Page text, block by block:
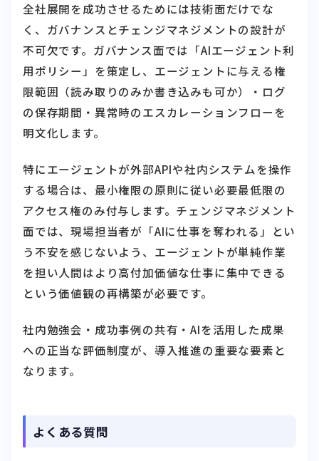
全社展開を成功させるためには技術面だけでな
く、ガバナンスとチェンジマネジメントの設計が
不可欠です。ガバナンス面では「AIエージェント利
用ポリシー」を策定し、エージェントに与える権
限範囲（読み取りのみか書き込みも可か）・ログ
の保存期間・異常時のエスカレーションフローを
明文化します。
特にエージェントが外部APIや社内システムを操作
する場合は、最小権限の原則に従い必要最低限の
アクセス権のみ付与します。チェンジマネジメント
面では、現場担当者が「AIに仕事を奪われる」とい
う不安を感じないよう、エージェントが単純作業
を担い人間はより高付加価値な仕事に集中できる
という価値観の再構築が必要です。
社内勉強会・成功事例の共有・AIを活用した成果
への正当な評価制度が、導入推進の重要な要素と
なります。
よくある質問